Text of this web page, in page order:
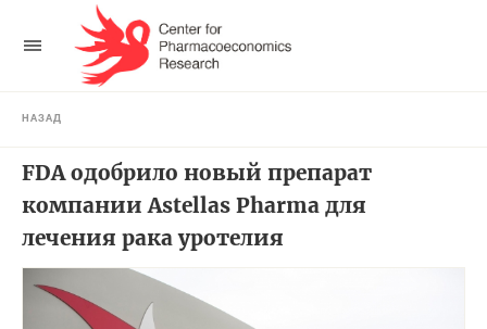
НАЗАД
FDA одобрило новый препарат
компании Astellas Pharma для
лечения рака уротелия